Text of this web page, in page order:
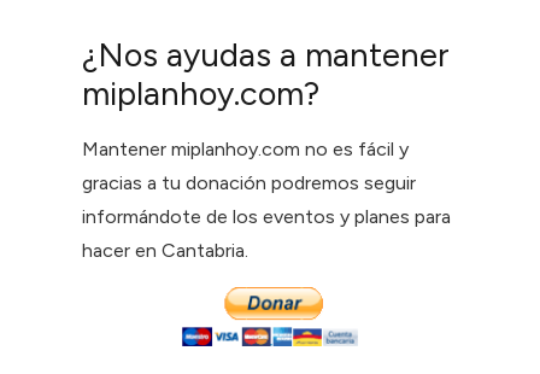
¿Nos ayudas a mantener
miplanhoy.com?
Mantener miplanhoy.com no es fácil y
gracias a tu donación podremos seguir
informándote de los eventos y planes para
hacer en Cantabria.